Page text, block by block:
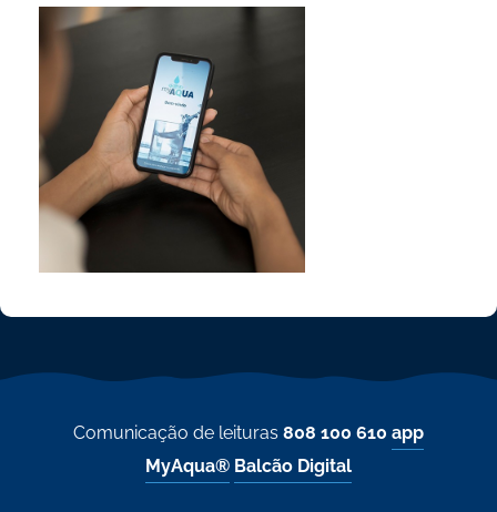
Comunicação de leituras 808 100 610 app
MyAqua® Balcão Digital